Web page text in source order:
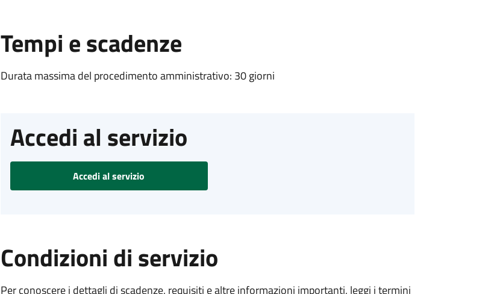
Tempi e scadenze
Durata massima del procedimento amministrativo: 30 giorni
Accedi al servizio
Accedi al servizio
Condizioni di servizio
Per conoscere i dettagli di scadenze, requisiti e altre informazioni importanti, leggi i termini